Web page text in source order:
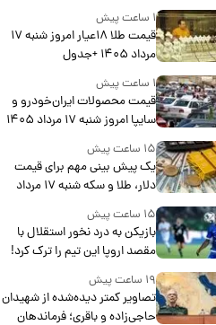
۱ ساعت پیش
قیمت طلا ۱۸عیار امروز شنبه ۱۷
مرداد ۱۴۰۵ +جدول
۱ ساعت پیش
قیمت محصولات ایران‌خودرو و
سایپا امروز شنبه ۱۷ مرداد ۱۴۰۵
۱۵ ساعت پیش
یک پیش ‌بینی مهم برای قیمت
دلار، طلا و سکه شنبه ۱۷ مرداد
۱۴۰۵
۱۵ ساعت پیش
بازیکن به درد نخور استقلال با
مقصد اروپا این تیم را ترک کرد!
۱۹ ساعت پیش
تصاویر کمتر دیده‌شده از شهیدان
حاجی‌زاده و باقری؛ فرماندهان